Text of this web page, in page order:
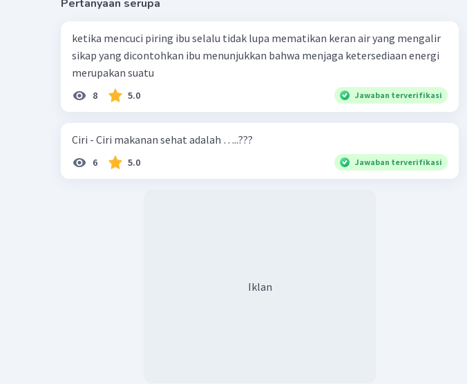
Pertanyaan serupa
ketika mencuci piring ibu selalu tidak lupa mematikan keran air yang mengalir
sikap yang dicontohkan ibu menunjukkan bahwa menjaga ketersediaan energi
merupakan suatu
8 5.0 Jawaban terverifikasi
Ciri - Ciri makanan sehat adalah …..???
6 5.0 Jawaban terverifikasi
Iklan